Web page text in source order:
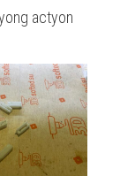
actyon